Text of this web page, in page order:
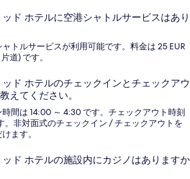
ッド ホテルに空港シャトルサービスはあり
トルサービスが利用可能です。料金は 25 EUR
道) です。
ッド ホテルのチェックインとチェックアウ
えてください。
間は 14:00 ～ 4:30 です。チェックアウト時刻
。非対面式のチェックイン / チェックアウトを
ます。
ッド ホテルの施設内にカジノはありますか